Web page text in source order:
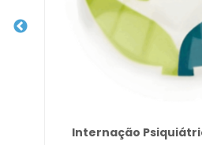
Internação